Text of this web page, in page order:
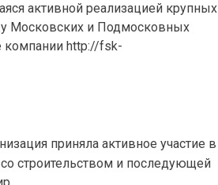
активной реализацией крупных
Московских и Подмосковных
компании http://fsk-
приняла активное участие в
строительством и последующей